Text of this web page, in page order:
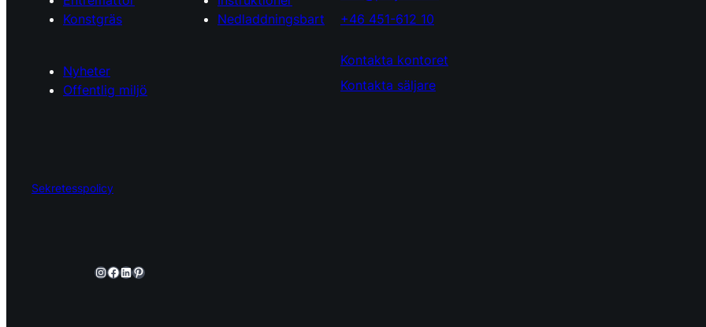
Konstgräs
Nyheter
Offentlig miljö
Nedladdningsbart
+46 451-612 10
Kontakta kontoret
Kontakta säljare
Sekretesspolicy
Instagram
Facebook
LinkedIn
Pinterest